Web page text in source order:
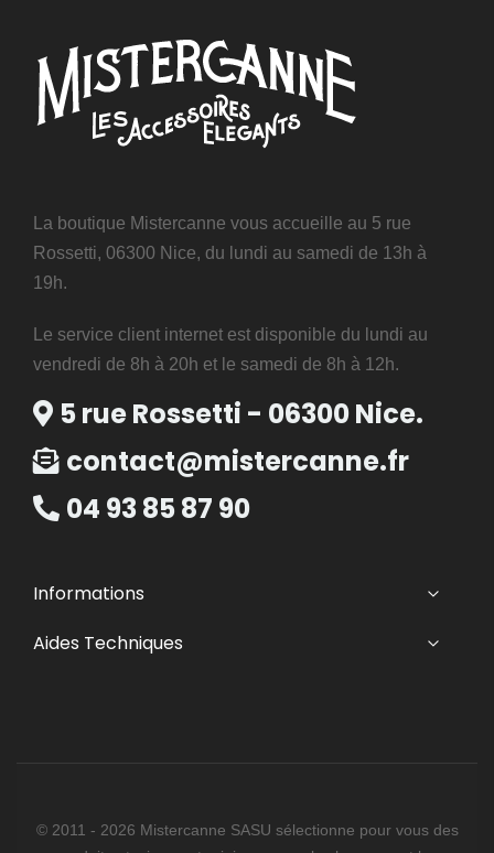
La boutique Mistercanne vous accueille au 5 rue
Rossetti, 06300 Nice, du lundi au samedi de 13h à
19h.
Le service client internet est disponible du lundi au
vendredi de 8h à 20h et le samedi de 8h à 12h.
5 rue Rossetti - 06300 Nice.
contact@mistercanne.fr
04 93 85 87 90
Informations
Aides Techniques
© 2011 - 2026 Mistercanne SASU sélectionne pour vous des